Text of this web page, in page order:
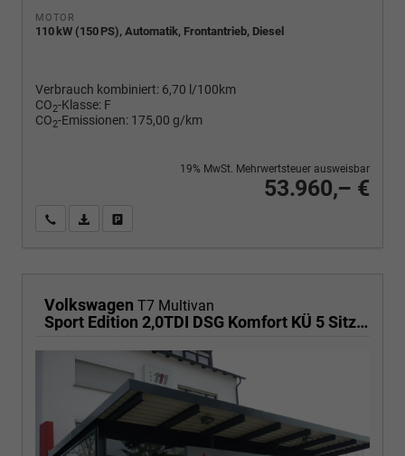
MOTOR
110 kW (150 PS), Automatik, Frontantrieb, Diesel
Verbrauch kombiniert: 6,70 l/100km
CO2-Klasse: F
CO2-Emissionen: 175,00 g/km
53.960,– €
19% MwSt. Mehrwertsteuer ausweisbar
Wir rufen Sie anPDF-Fahrzeugexposé drucken
Volkswagen T7 Multivan
Sport Edition 2,0TDI DSG Komfort KÜ 5 Sitzer